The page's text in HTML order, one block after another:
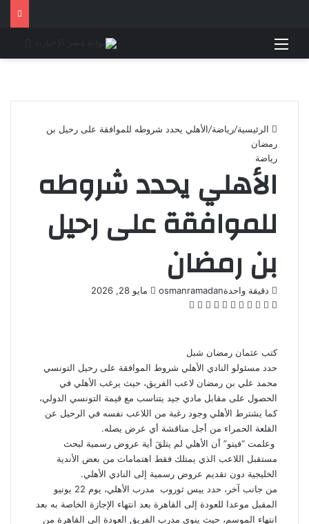
القائمة
الرئيسية/رياضة/الأهلي يحدد شروطه للموافقة على رحيل بن
رمضان
رياضة
الأهلي يحدد شروطه
للموافقة على رحيل
بن رمضان
osmanramadan
أرسل
مايو 28, 2026
دقيقة واحدة
فيسبوك
‫X لينكدإنبينتيريست
‫Pocket
واتساب
تيلقرام
ڤايبر
كتب عثمان رمضان شبل
حدد مسئولو النادي الأهلي شروط الموافقة على رحيل التونسي
محمد علي بن رمضان لاعب الفريق، حيث يرغب الأهلي في
الحصول على مقابل مادي جيد يتناسب مع قيمة التونسي الدولي،
كما يشترط الأهلي وجود رغبة من اللاعب نفسه في الرحيل عن
القلعة الحمراء من أجل مناقشة أي عرض يصله.
وعلمت “فيتو” أن الأهلي لم يتلقَ أية عروض رسمية لبحث
مستقبل اللاعب الذي يمتلك فقط اهتمامات من بعض الأندية
الخليجية دون تقديم عروض رسمية إلى النادي الأهلي.
من جانب آخر، حدد ييس ثوروب مدرب الأهلي، يوم 22 يونيو
المقبل موعدا للعودة إلى القاهرة بعد انتهاء الإجازة الخاصة به بعد
انتهاء الموسم، حيث ينوي مدرب الفريق العودة إلي القاهرة من